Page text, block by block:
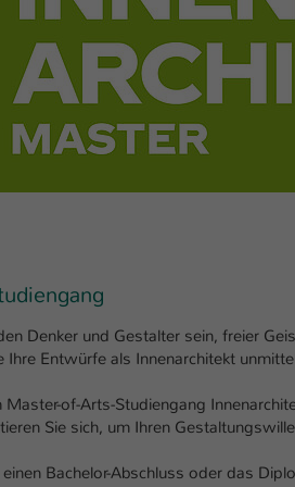
Denker und Gestalter sein, freier
Ihre Entwürfe als Innenarchitekt
of-Arts-Studiengang
Sie sich, um Ihren
Bachelor-Abschluss oder das